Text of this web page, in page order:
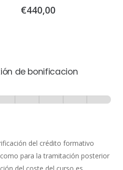
€440,00
de bonificacion
del crédito formativo
para la tramitación posterior